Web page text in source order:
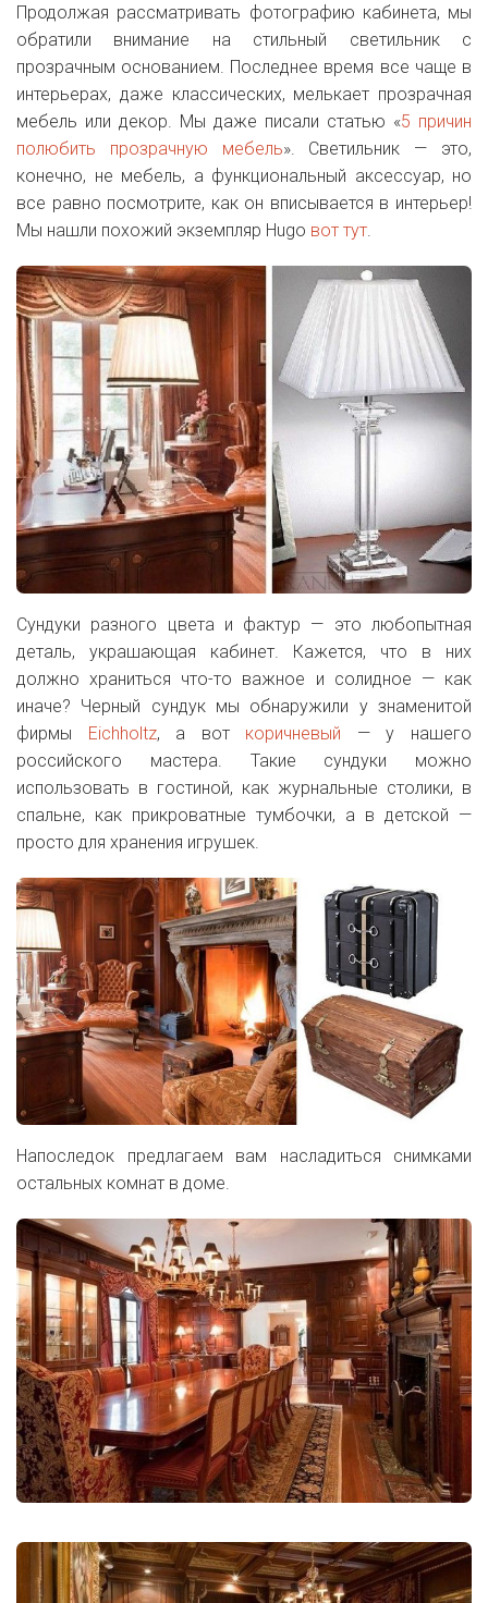
Продолжая рассматривать фотографию кабинета, мы
обратили внимание на стильный светильник с
прозрачным основанием. Последнее время все чаще в
интерьерах, даже классических, мелькает прозрачная
мебель или декор. Мы даже писали статью «5 причин
полюбить прозрачную мебель». Светильник — это,
конечно, не мебель, а функциональный аксессуар, но
все равно посмотрите, как он вписывается в интерьер!
Мы нашли похожий экземпляр Hugo вот тут
Сундуки разного цвета и фактур — это любопытная
деталь, украшающая кабинет. Кажется, что в них
должно храниться что-то важное и солидное — как
иначе? Черный сундук мы обнаружили у знаменитой
фирмы Eichholtz, а вот коричневый — у нашего
российского мастера. Такие сундуки можно
использовать в гостиной, как журнальные столики, в
спальне, как прикроватные тумбочки, а в детской —
просто для хранения игрушек.
Напоследок предлагаем вам насладиться снимками
остальных комнат в доме.